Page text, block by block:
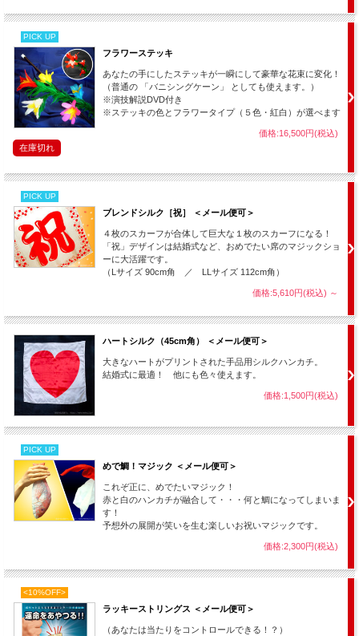
説。
せるマジックに昇華させます。
■ウェディング・テスト
この傑作マジックに軽さと笑いを盛り込み、強烈な現象とプレゼントで締め
くくります。
どの手順も観客の脳裏に強烈な印象を残すものであり、現場で働くプロマジ
シャンにも勧められる、実用性と強いインパクトが共存した素晴らしいマジ
Anniversary Woltz by Doc Eason and more
PICK UP
フラワーステッキ
あなたの手にしたステッキが一瞬にして豪華な花束に変化！
（普通の 「バニシングケーン」 としても使えます。）
※演技解説DVD付き
※ステッキの色とフラワータイプ（５色・紅白）が選べます
価格:16,500円(税込)
在庫切れ
PICK UP
ブレンドシルク［祝］ ＜メール便可＞
４枚のスカーフが合体して巨大な１枚のスカーフになる！
「祝」デザインは結婚式など、おめでたい席のマジックショ
ーに大活躍です。
（Lサイズ 90cm角 ／ LLサイズ 112cm角）
価格:5,610円(税込) ～
ハートシルク（45cm角） ＜メール便可＞
大きなハートがプリントされた手品用シルクハンカチ。
結婚式に最適！ 他にも色々使えます。
価格:1,500円(税込)
PICK UP
めで鯛！マジック ＜メール便可＞
これぞ正に、めでたいマジック！
赤と白のハンカチが融合して・・・何と鯛になってしまいま
す！
予想外の展開が笑いを生む楽しいお祝いマジックです。
価格:2,300円(税込)
<10%OFF>
ラッキーストリングス ＜メール便可＞
（あなたは当たりをコントロールできる！？）